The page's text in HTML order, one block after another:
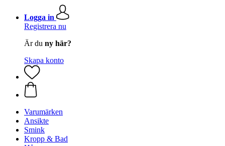
Logga in
Registrera nu
Är du ny här?
Skapa konto
Varumärken
Ansikte
Smink
Kropp & Bad